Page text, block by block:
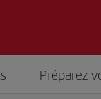
Préparez